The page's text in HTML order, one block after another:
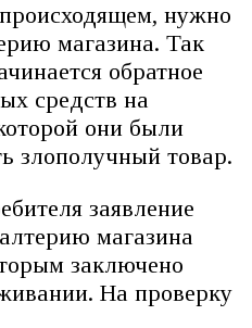
нужно
магазина. Так
обратное
средств на
они были
злополучный товар.
заявление
магазина
заключено
На проверку